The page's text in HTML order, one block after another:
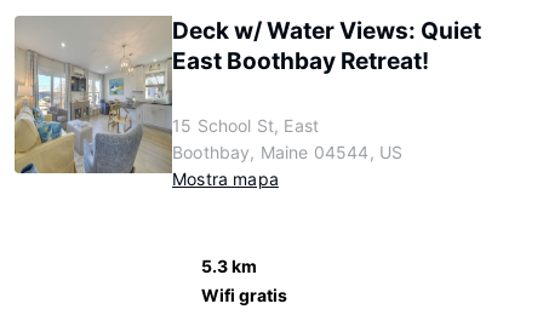
Deck w/ Water Views: Quiet
East Boothbay Retreat!
15 School St, East
Boothbay, Maine 04544, US
Mostra mapa
5.3 km
Wifi gratis